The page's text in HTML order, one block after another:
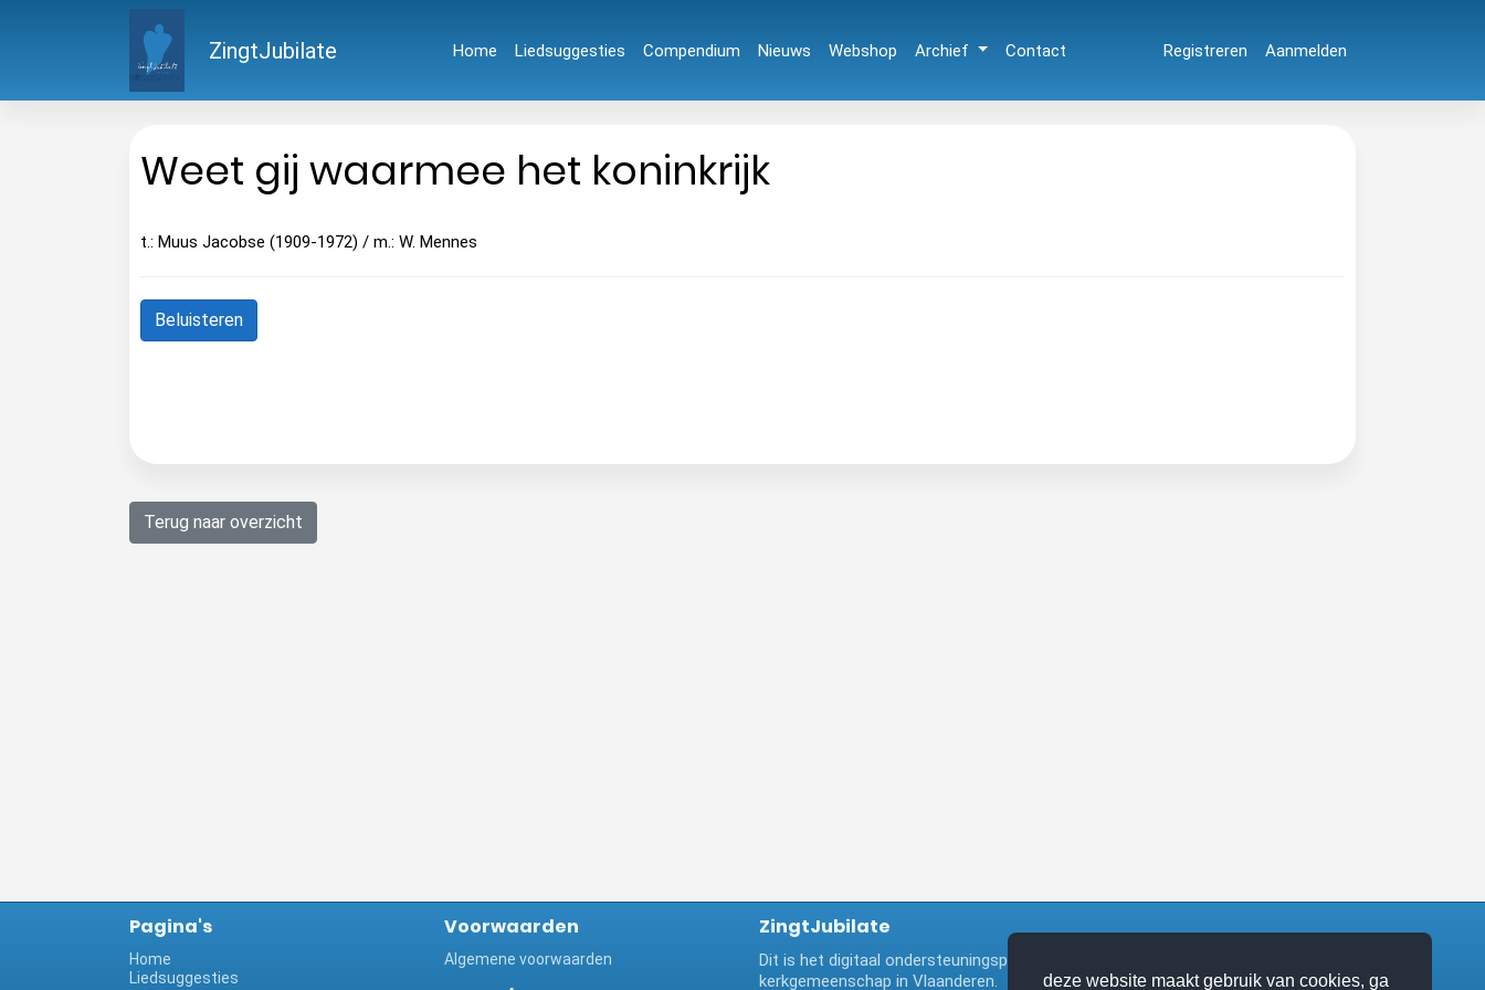
ZingtJubilate Home Liedsuggesties Compendium Nieuws Webshop Archief Contact Registreren Aanmelden
Weet gij waarmee het koninkrijk
t.: Muus Jacobse (1909-1972) / m.: W. Mennes
Beluisteren
Terug naar overzicht
Pagina's
Home
Liedsuggesties
Voorwaarden
Algemene voorwaarden
ZingtJubilate
Dit is het digitaal ondersteuningsplatform bij het zangboek van de katholieke
kerkgemeenschap in Vlaanderen.
deze website maakt gebruik van cookies, ga